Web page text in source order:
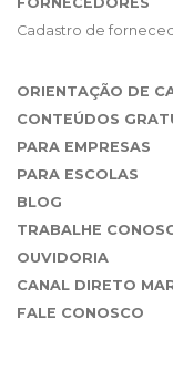
Cadastro de
ORIENTAÇÃO DE
CONTEÚDOS
PARA EMPRESAS
PARA ESCOLAS
BLOG
TRABALHE
OUVIDORIA
CANAL DIRETO
FALE CONOSCO